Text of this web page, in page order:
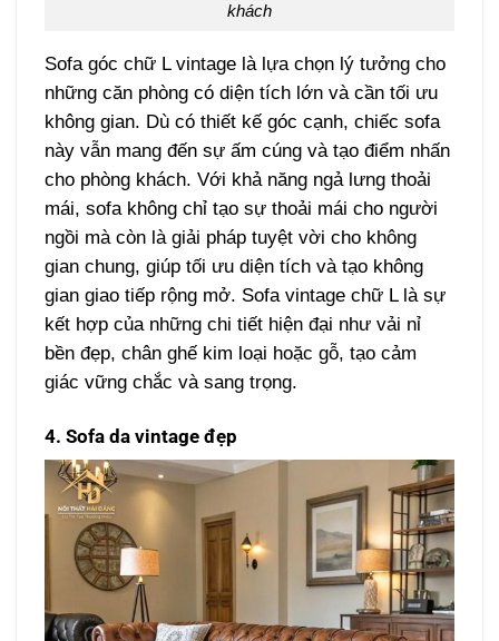
khách
Sofa góc chữ L vintage là lựa chọn lý tưởng cho
những căn phòng có diện tích lớn và cần tối ưu
không gian. Dù có thiết kế góc cạnh, chiếc sofa
này vẫn mang đến sự ấm cúng và tạo điểm nhấn
cho phòng khách. Với khả năng ngả lưng thoải
mái, sofa không chỉ tạo sự thoải mái cho người
ngồi mà còn là giải pháp tuyệt vời cho không
gian chung, giúp tối ưu diện tích và tạo không
gian giao tiếp rộng mở. Sofa vintage chữ L là sự
kết hợp của những chi tiết hiện đại như vải nỉ
bền đẹp, chân ghế kim loại hoặc gỗ, tạo cảm
giác vững chắc và sang trọng.
4. Sofa da vintage đẹp